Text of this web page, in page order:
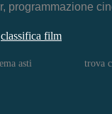
programmazione
classifica film
asti trova